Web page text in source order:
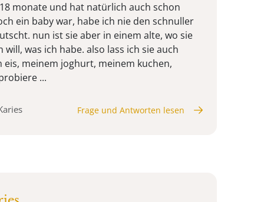
monate und hat natürlich auch schon
ein baby war, habe ich nie den schnuller
nun ist sie aber in einem alte, wo sie
was ich habe. also lass ich sie auch
meinem joghurt, meinem kuchen,
...
Frage und Antworten lesen